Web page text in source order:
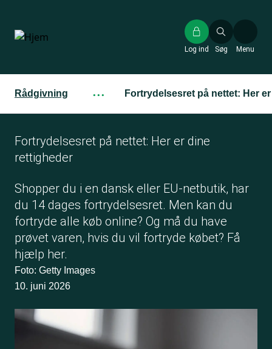
hovedindhold
Søg
Log ind Menu
Rådgivning ··· Fortrydelsesret på nettet: Her
Fortrydelsesret på nettet: Her er dine
rettigheder
Shopper du i en dansk eller EU-netbutik, har
du 14 dages fortrydelsesret. Men kan du
fortryde alle køb online? Og må du have
prøvet varen, hvis du vil fortryde købet? Få
hjælp her.
Foto: Getty Images
10. juni 2026